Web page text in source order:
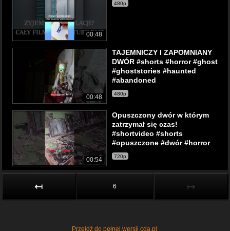
00:48
480p
00:48
TAJEMNICZY I ZAPOMNIANY
DWÓR #shorts #horror #ghost
#ghoststories #haunted
#abandoned
480p
00:54
Opuszczony dwór w którym
zatrzymał się czas!
#shortvideo #shorts
#opuszczone #dwór #horror
720p
↤ 6 ↦
Przejdź do pełnej wersji cda.pl